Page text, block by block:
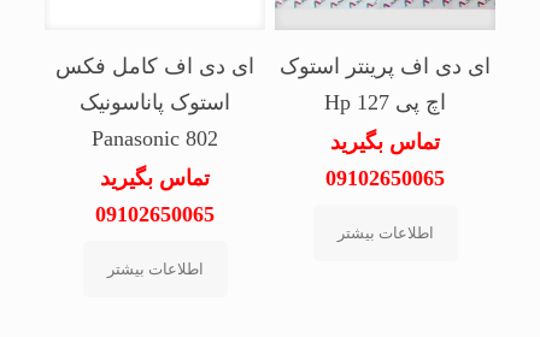
ای دی اف پرینتر استوک
اچ پی Hp 127
تماس بگیرید
09102650065
اطلاعات بیشتر
ای دی اف کامل فکس
استوک پاناسونیک
Panasonic 802
تماس بگیرید
09102650065
اطلاعات بیشتر